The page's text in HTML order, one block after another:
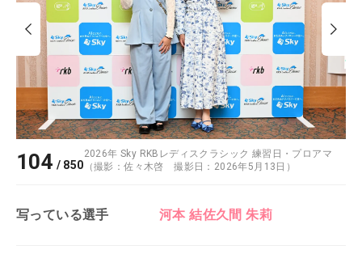
104 / 850
2026年 Sky RKBレディスクラシック 練習日・プロアマ
（撮影：佐々木啓 撮影日：2026年5月13日）
写っている選手 河本 結佐久間 朱莉